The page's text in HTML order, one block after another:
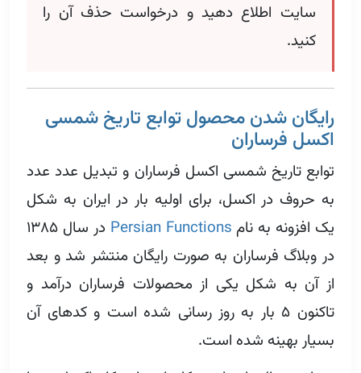
سایت اطلاع دهید و درخواست حذف آن را
کنید.
رایگان شدن محصول توابع تاریخ شمسی
اکسل فرساران
توابع تاریخ شمسی اکسل فرساران و تبدیل عدد عدد
به حروف در اکسل،‌ برای اولیه بار در ایران به شکل
یک افزونه به نام Persian Functions
در سال ۱۳۸۵
در وبلاگ فرساران به صورت رایگان منتشر شد و بعد
از آن به شکل یکی از محصولات فرساران درآمد و
تاکنون ۵ بار به روز رسانی شده است و کدهای آن
بسیار بهینه شده‌ است.